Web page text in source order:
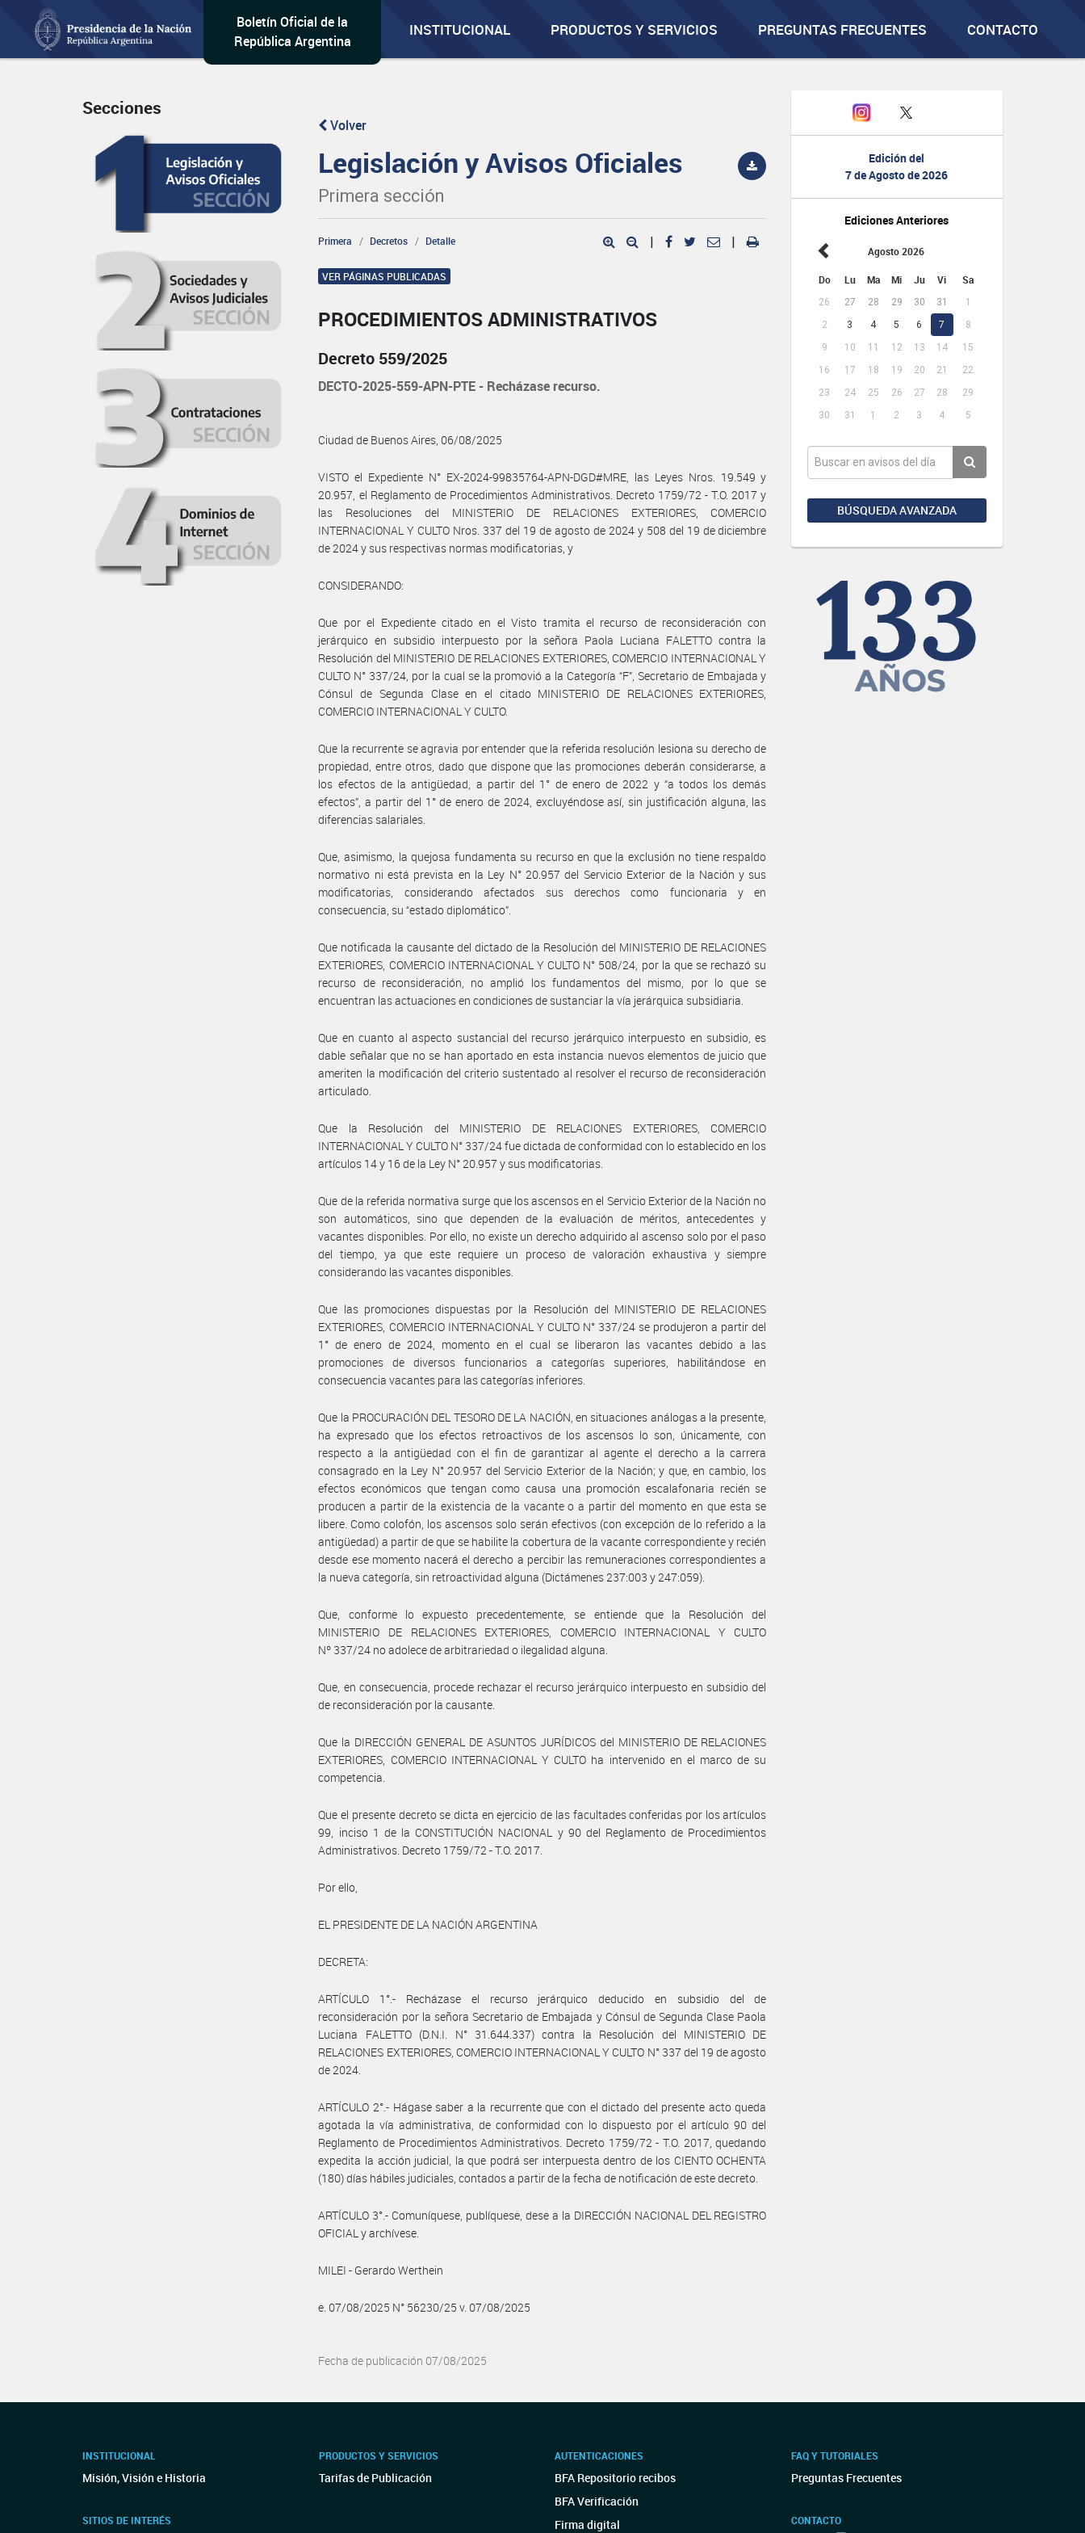
Boletín Oficial de la
República Argentina
INSTITUCIONAL PRODUCTOS Y SERVICIOS PREGUNTAS FRECUENTES CONTACTO
Edición del
7 de Agosto de 2026
Ediciones Anteriores
Agosto 2026
Do Lu Ma Mi Ju Vi Sa
26 27 28 29 30 31
1
2
3 4 5 6 7
8
9
10 11 12 13 14
15
16
17 18 19 20 21
22
23
24 25 26 27 28
29
30
31 1 2 3 4 5
BÚSQUEDA AVANZADA
Secciones
Volver
Legislación y Avisos Oficiales
Primera sección
Primera Decretos Detalle | |
VER PÁGINAS PUBLICADAS
PROCEDIMIENTOS ADMINISTRATIVOS
Decreto 559/2025
DECTO-2025-559-APN-PTE - Recházase recurso.
Ciudad de Buenos Aires, 06/08/2025
VISTO el Expediente N° EX-2024-99835764-APN-DGD#MRE, las Leyes Nros. 19.549 y
20.957, el Reglamento de Procedimientos Administrativos. Decreto 1759/72 - T.O. 2017 y
las Resoluciones del MINISTERIO DE RELACIONES EXTERIORES, COMERCIO
INTERNACIONAL Y CULTO Nros. 337 del 19 de agosto de 2024 y 508 del 19 de diciembre
de 2024 y sus respectivas normas modificatorias, y
CONSIDERANDO:
Que por el Expediente citado en el Visto tramita el recurso de reconsideración con
jerárquico en subsidio interpuesto por la señora Paola Luciana FALETTO contra la
Resolución del MINISTERIO DE RELACIONES EXTERIORES, COMERCIO INTERNACIONAL Y
CULTO N° 337/24, por la cual se la promovió a la Categoría “F”, Secretario de Embajada y
Cónsul de Segunda Clase en el citado MINISTERIO DE RELACIONES EXTERIORES,
COMERCIO INTERNACIONAL Y CULTO.
Que la recurrente se agravia por entender que la referida resolución lesiona su derecho de
propiedad, entre otros, dado que dispone que las promociones deberán considerarse, a
los efectos de la antigüedad, a partir del 1° de enero de 2022 y “a todos los demás
efectos”, a partir del 1° de enero de 2024, excluyéndose así, sin justificación alguna, las
diferencias salariales.
Que, asimismo, la quejosa fundamenta su recurso en que la exclusión no tiene respaldo
normativo ni está prevista en la Ley N° 20.957 del Servicio Exterior de la Nación y sus
modificatorias, considerando afectados sus derechos como funcionaria y en
consecuencia, su “estado diplomático”.
Que notificada la causante del dictado de la Resolución del MINISTERIO DE RELACIONES
EXTERIORES, COMERCIO INTERNACIONAL Y CULTO N° 508/24, por la que se rechazó su
recurso de reconsideración, no amplió los fundamentos del mismo, por lo que se
encuentran las actuaciones en condiciones de sustanciar la vía jerárquica subsidiaria.
Que en cuanto al aspecto sustancial del recurso jerárquico interpuesto en subsidio, es
dable señalar que no se han aportado en esta instancia nuevos elementos de juicio que
ameriten la modificación del criterio sustentado al resolver el recurso de reconsideración
articulado.
Que la Resolución del MINISTERIO DE RELACIONES EXTERIORES, COMERCIO
INTERNACIONAL Y CULTO N° 337/24 fue dictada de conformidad con lo establecido en los
artículos 14 y 16 de la Ley N° 20.957 y sus modificatorias.
Que de la referida normativa surge que los ascensos en el Servicio Exterior de la Nación no
son automáticos, sino que dependen de la evaluación de méritos, antecedentes y
vacantes disponibles. Por ello, no existe un derecho adquirido al ascenso solo por el paso
del tiempo, ya que este requiere un proceso de valoración exhaustiva y siempre
considerando las vacantes disponibles.
Que las promociones dispuestas por la Resolución del MINISTERIO DE RELACIONES
EXTERIORES, COMERCIO INTERNACIONAL Y CULTO N° 337/24 se produjeron a partir del
1° de enero de 2024, momento en el cual se liberaron las vacantes debido a las
promociones de diversos funcionarios a categorías superiores, habilitándose en
consecuencia vacantes para las categorías inferiores.
Que la PROCURACIÓN DEL TESORO DE LA NACIÓN, en situaciones análogas a la presente,
ha expresado que los efectos retroactivos de los ascensos lo son, únicamente, con
respecto a la antigüedad con el fin de garantizar al agente el derecho a la carrera
consagrado en la Ley N° 20.957 del Servicio Exterior de la Nación; y que, en cambio, los
efectos económicos que tengan como causa una promoción escalafonaria recién se
producen a partir de la existencia de la vacante o a partir del momento en que esta se
libere. Como colofón, los ascensos solo serán efectivos (con excepción de lo referido a la
antigüedad) a partir de que se habilite la cobertura de la vacante correspondiente y recién
desde ese momento nacerá el derecho a percibir las remuneraciones correspondientes a
la nueva categoría, sin retroactividad alguna (Dictámenes 237:003 y 247:059).
Que, conforme lo expuesto precedentemente, se entiende que la Resolución del
MINISTERIO DE RELACIONES EXTERIORES, COMERCIO INTERNACIONAL Y CULTO
Nº 337/24 no adolece de arbitrariedad o ilegalidad alguna.
Que, en consecuencia, procede rechazar el recurso jerárquico interpuesto en subsidio del
de reconsideración por la causante.
Que la DIRECCIÓN GENERAL DE ASUNTOS JURÍDICOS del MINISTERIO DE RELACIONES
EXTERIORES, COMERCIO INTERNACIONAL Y CULTO ha intervenido en el marco de su
competencia.
Que el presente decreto se dicta en ejercicio de las facultades conferidas por los artículos
99, inciso 1 de la CONSTITUCIÓN NACIONAL y 90 del Reglamento de Procedimientos
Administrativos. Decreto 1759/72 - T.O. 2017.
Por ello,
EL PRESIDENTE DE LA NACIÓN ARGENTINA
DECRETA:
ARTÍCULO 1°.- Recházase el recurso jerárquico deducido en subsidio del de
reconsideración por la señora Secretario de Embajada y Cónsul de Segunda Clase Paola
Luciana FALETTO (D.N.I. N° 31.644.337) contra la Resolución del MINISTERIO DE
RELACIONES EXTERIORES, COMERCIO INTERNACIONAL Y CULTO N° 337 del 19 de agosto
de 2024.
ARTÍCULO 2°.- Hágase saber a la recurrente que con el dictado del presente acto queda
agotada la vía administrativa, de conformidad con lo dispuesto por el artículo 90 del
Reglamento de Procedimientos Administrativos. Decreto 1759/72 - T.O. 2017, quedando
expedita la acción judicial, la que podrá ser interpuesta dentro de los CIENTO OCHENTA
(180) días hábiles judiciales, contados a partir de la fecha de notificación de este decreto.
ARTÍCULO 3°.- Comuníquese, publíquese, dese a la DIRECCIÓN NACIONAL DEL REGISTRO
OFICIAL y archívese.
MILEI - Gerardo Werthein
e. 07/08/2025 N° 56230/25 v. 07/08/2025
Fecha de publicación 07/08/2025
INSTITUCIONAL
Misión, Visión e Historia
SITIOS DE INTERÉS
PRODUCTOS Y SERVICIOS
Tarifas de Publicación
AUTENTICACIONES
BFA Repositorio recibos
BFA Verificación
Firma digital
FAQ Y TUTORIALES
Preguntas Frecuentes
CONTACTO